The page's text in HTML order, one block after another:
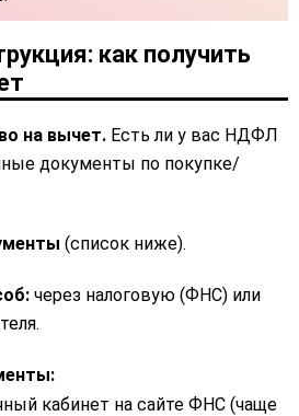
как получить
на вычет. Есть ли у вас НДФЛ
документы по покупке/
(список ниже).
через налоговую (ФНС) или
кабинет на сайте ФНС (чаще